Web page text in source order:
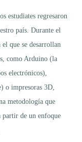
estudiates regresaron
país. Durante el
que se desarrollan
como Arduino (la
electrónicos),
o impresoras 3D,
metodología que
partir de un enfoque